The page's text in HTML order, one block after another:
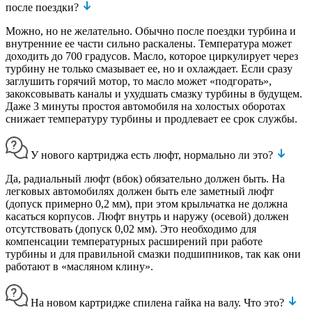
после поездки?
Можно, но не желательно. Обычно после поездки турбина и
внутренние ее части сильно раскалены. Температура может
доходить до 700 градусов. Масло, которое циркулирует через
турбину не только смазывает ее, но и охлаждает. Если сразу
заглушить горячий мотор, то масло может «подгорать»,
закоксовывать каналы и ухудшать смазку турбины в будущем.
Даже 3 минуты простоя автомобиля на холостых оборотах
снижает температуру турбины и продлевает ее срок службы.
У нового картриджа есть люфт, нормально ли это?
Да, радиальный люфт (вбок) обязательно должен быть. На
легковых автомобилях должен быть еле заметный люфт
(допуск примерно 0,2 мм), при этом крыльчатка не должна
касаться корпусов. Люфт внутрь и наружу (осевой) должен
отсутствовать (допуск 0,02 мм). Это необходимо для
компенсации температурных расширений при работе
турбины и для правильной смазки подшипников, так как они
работают в «масляном клину».
На новом картридже спилена гайка на валу. Что это?